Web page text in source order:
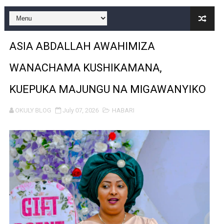
FURSA ZA BIASHARA ZA MABILIONI KATIKA MIGODI
KIELELEZO KIPYA CHA VIWANGO VYA FAIDA VYA
WATUMISHI WA WIZARA YA FEDHA WATAKIWA
TANZANIA YAIPONGEZA AFRICA50, YAIMARISHA
WAKULIMA WAPEWA MBINU YA KUKABILIANA NA
Serikali yasisitiza usimamizi imara wa maji chini ya
WANAFUNZI WA MTEMI MAZENGO WATOA ELIMU YA
ASIA ABDALLAH AWAHIMIZA
WANACHAMA KUSHIKAMANA,
KUEPUKA MAJUNGU NA MIGAWANYIKO
OKULY BLOG July 07, 2026 HABARI